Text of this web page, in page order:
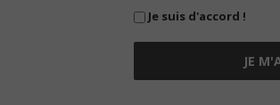
Je suis d'accord !